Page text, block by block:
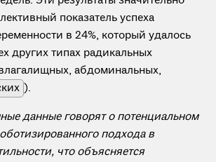
показатель успеха
в 24%, который удалось
других типах радикальных
абдоминальных,
).
данные говорят о потенциальном
подхода в
что объясняется